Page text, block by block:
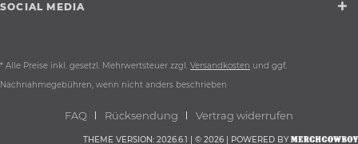
SOCIAL MEDIA
* Alle Preise inkl. gesetzl. Mehrwertsteuer zzgl. Versandkosten und ggf.
Nachnahmegebühren, wenn nicht anders beschrieben
FAQ Rücksendung Vertrag widerrufen
THEME VERSION: 2026.6.1 | © 2026 | POWERED BY